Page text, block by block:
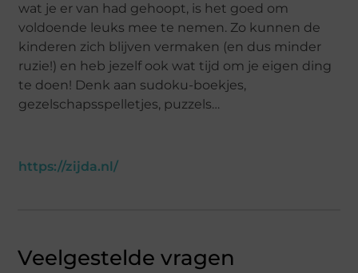
wat je er van had gehoopt, is het goed om
voldoende leuks mee te nemen. Zo kunnen de
kinderen zich blijven vermaken (en dus minder
ruzie!) en heb jezelf ook wat tijd om je eigen ding
te doen! Denk aan sudoku-boekjes,
gezelschapsspelletjes, puzzels…
https://zijda.nl/
Veelgestelde vragen